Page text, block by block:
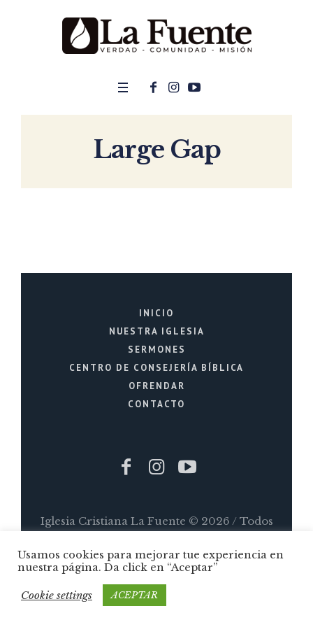
Large Gap
INICIO
NUESTRA IGLESIA
SERMONES
CENTRO DE CONSEJERÍA BÍBLICA
OFRENDAR
CONTACTO
Iglesia Cristiana La Fuente © 2026 / Todos
Usamos cookies para mejorar tue experiencia en
nuestra página. Da click en “Aceptar”
Cookie settings ACEPTAR